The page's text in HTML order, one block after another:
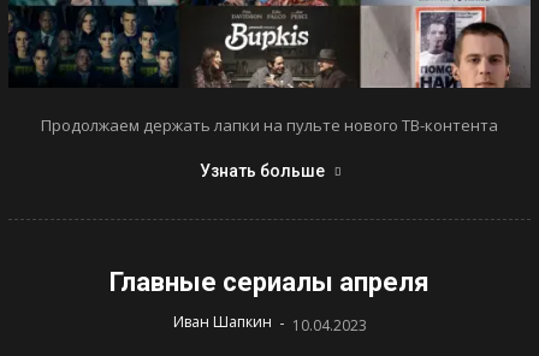
Продолжаем держать лапки на пульте нового ТВ-контента
Узнать больше
Главные сериалы апреля
Иван Шапкин - 10.04.2023